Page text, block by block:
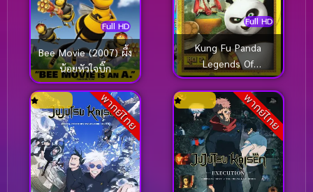
Full HD
Bee Movie (2007) ผึ้ง
น้อยหัวใจบิ๊ก
Full HD
Kung Fu Panda
Legends Of
Awesomeness Vol.2
กังฟูแพนด้า ตำนาน
ปรมาจารย์สุโค่ย! ชุด 2
พากย์ไทย พากย์ไทย